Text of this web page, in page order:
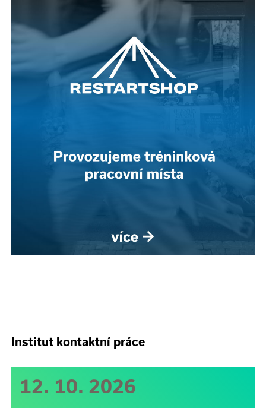
Institut kontaktní práce
12. 10. 2026